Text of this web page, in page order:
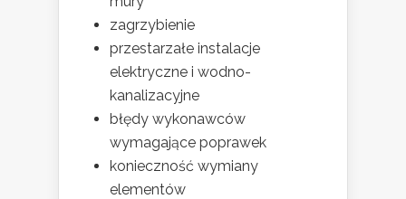
zagrzybienie
przestarzałe instalacje
elektryczne i wodno-
kanalizacyjne
błędy wykonawców
wymagające poprawek
konieczność wymiany
elementów